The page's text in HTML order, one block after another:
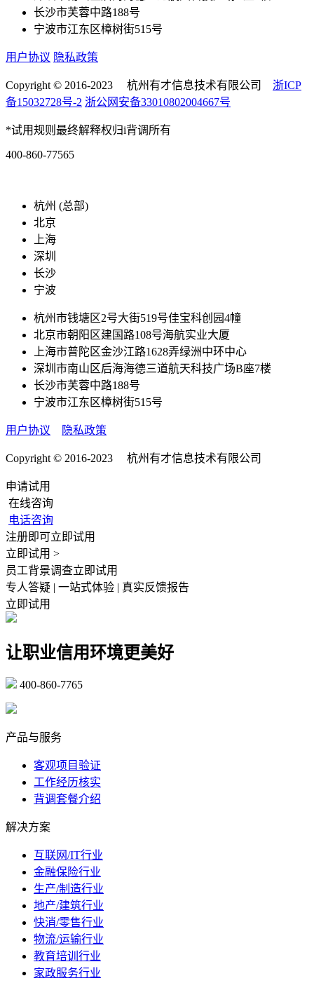
长沙市芙蓉中路188号
宁波市江东区樟树街515号
用户协议 隐私政策
Copyright © 2016-2023 杭州有才信息技术有限公司 浙ICP
备15032728号-2 浙公网安备33010802004667号
*试用规则最终解释权归i背调所有
400-860-77565
杭州 (总部)
北京
上海
深圳
长沙
宁波
杭州市钱塘区2号大街519号佳宝科创园4幢
北京市朝阳区建国路108号海航实业大厦
上海市普陀区金沙江路1628弄绿洲中环中心
深圳市南山区后海海德三道航天科技广场B座7楼
长沙市芙蓉中路188号
宁波市江东区樟树街515号
用户协议 隐私政策
Copyright © 2016-2023 杭州有才信息技术有限公司
申请试用
在线咨询
电话咨询
注册即可立即试用
立即试用 >
员工背景调查立即试用
专人答疑 | 一站式体验 | 真实反馈报告
立即试用
让职业信用环境更美好
400-860-7765
产品与服务
客观项目验证
工作经历核实
背调套餐介绍
解决方案
互联网/IT行业
金融保险行业
生产/制造行业
地产/建筑行业
快消/零售行业
物流/运输行业
教育培训行业
家政服务行业